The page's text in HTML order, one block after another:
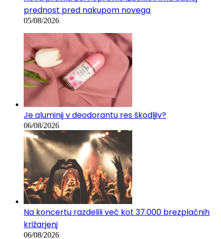
Nova pravila EU: Popravilo izdelkov ima odslej
prednost pred nakupom novega
Je aluminij v deodorantu res škodljiv?
06/08/2026
Na koncertu razdelili več kot 37.000 brezplačnih
križarjenj